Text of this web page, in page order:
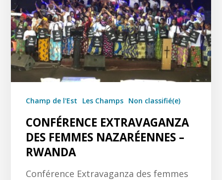
Champ de l'Est Les Champs Non classifié(e)
CONFÉRENCE EXTRAVAGANZA
DES FEMMES NAZARÉENNES –
RWANDA
Conférence Extravaganza des femmes